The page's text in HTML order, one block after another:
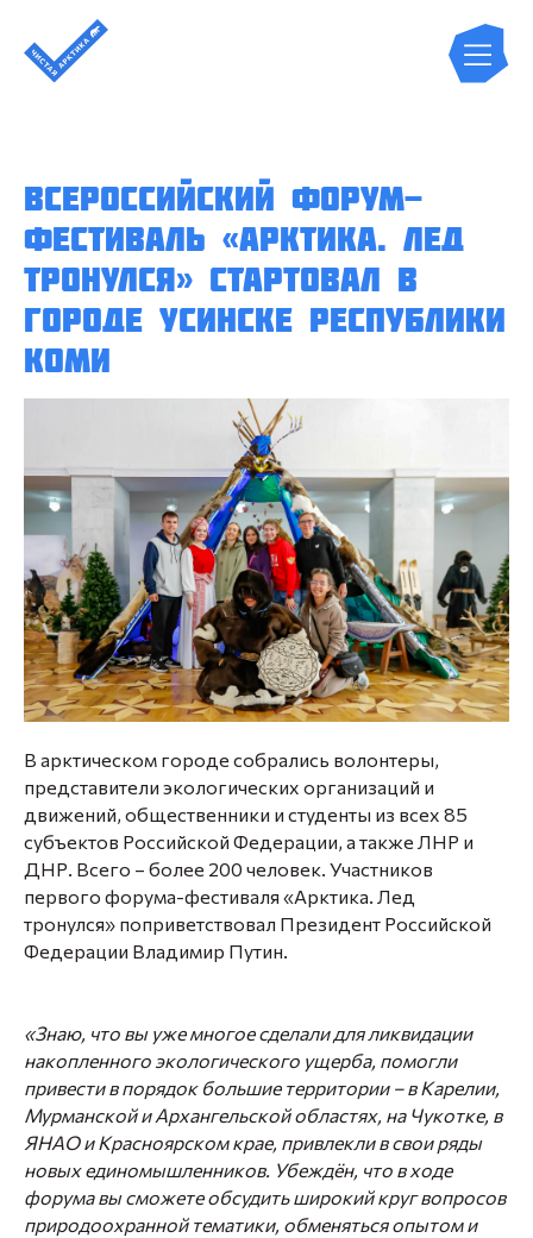
Всероссийский форум-
фестиваль «Арктика. Лед
тронулся» стартовал в
городе Усинске Республики
Коми
В арктическом городе собрались волонтеры,
представители экологических организаций и
движений, общественники и студенты из всех 85
субъектов Российской Федерации, а также ЛНР и
ДНР. Всего – более 200 человек. Участников
первого форума-фестиваля «Арктика. Лед
тронулся» поприветствовал Президент Российской
Федерации Владимир Путин.
«Знаю, что вы уже многое сделали для ликвидации
накопленного экологического ущерба, помогли
привести в порядок большие территории – в Карелии,
Мурманской и Архангельской областях, на Чукотке, в
ЯНАО и Красноярском крае, привлекли в свои ряды
новых единомышленников. Убеждён, что в ходе
форума вы сможете обсудить широкий круг вопросов
природоохранной тематики, обменяться опытом и